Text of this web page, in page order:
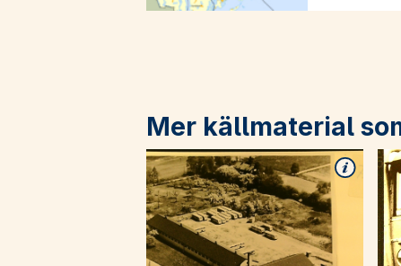
Mer källmaterial